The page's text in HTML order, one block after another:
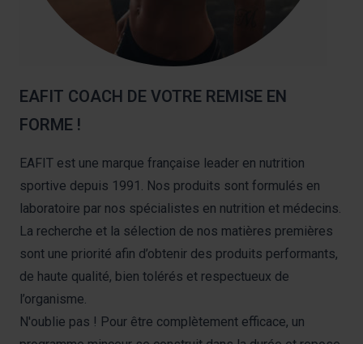
EAFIT COACH DE VOTRE REMISE EN
FORME !
EAFIT est une marque française leader en nutrition
sportive depuis 1991. Nos produits sont formulés en
laboratoire par nos spécialistes en nutrition et médecins.
La recherche et la sélection de nos matières premières
sont une priorité afin d’obtenir des produits performants,
de haute qualité, bien tolérés et respectueux de
l’organisme.
N'oublie pas ! Pour être complètement efficace, un